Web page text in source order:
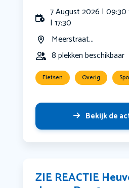
7 August 2026 |
| 17:30
Meerstraat...
8 plekken beschikbaar
Fietsen Overig
Bekijk de
ZIE REACTIE